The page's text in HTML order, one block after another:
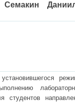
Семакин
студентов